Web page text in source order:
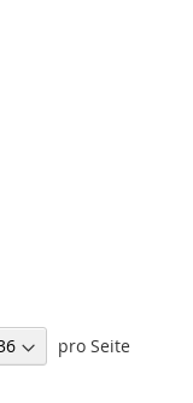
pro Seite